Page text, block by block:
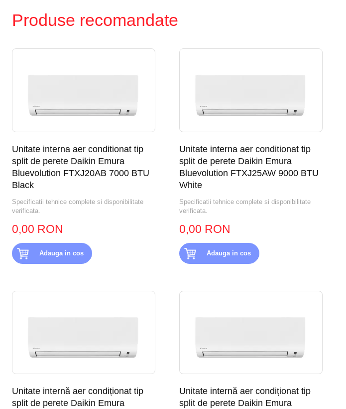
Produse recomandate
Unitate interna aer conditionat tip
split de perete Daikin Emura
Bluevolution FTXJ20AB 7000 BTU
Black
Specificatii tehnice complete si disponibilitate
verificata.
0,00 RON
Adauga in cos
Unitate interna aer conditionat tip
split de perete Daikin Emura
Bluevolution FTXJ25AW 9000 BTU
White
Specificatii tehnice complete si disponibilitate
verificata.
0,00 RON
Adauga in cos
Unitate internă aer condiționat tip
split de perete Daikin Emura
Unitate internă aer condiționat tip
split de perete Daikin Emura